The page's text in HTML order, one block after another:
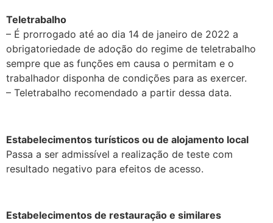
Teletrabalho
– É prorrogado até ao dia 14 de janeiro de 2022 a
obrigatoriedade de adoção do regime de teletrabalho
sempre que as funções em causa o permitam e o
trabalhador disponha de condições para as exercer.
– Teletrabalho recomendado a partir dessa data.
Estabelecimentos turísticos ou de alojamento local
Passa a ser admissível a realização de teste com
resultado negativo para efeitos de acesso.
Estabelecimentos de restauração e similares